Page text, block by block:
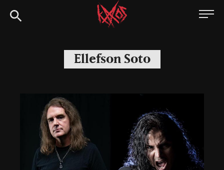
Siirry
suoraan
Kaaoszine
Ellefson Soto